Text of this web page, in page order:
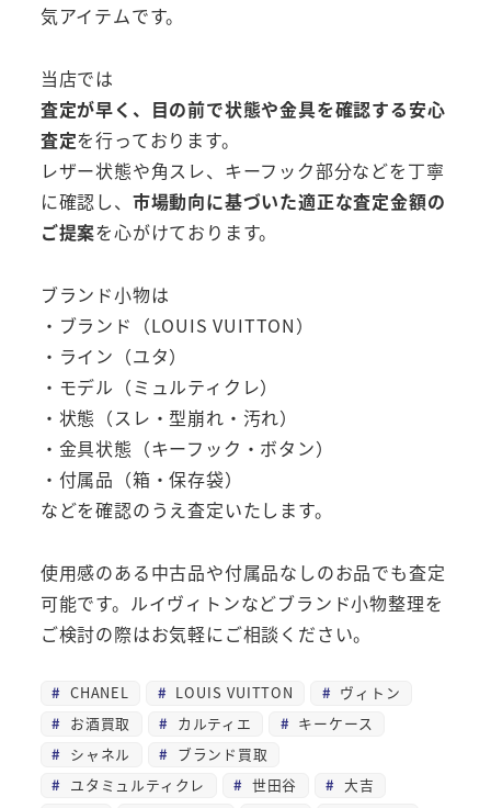
気アイテムです。
当店では
査定が早く、目の前で状態や金具を確認する安心
査定を行っております。
レザー状態や角スレ、キーフック部分などを丁寧
に確認し、 市場動向に基づいた適正な査定金額の
ご提案を心がけております。
ブランド小物は
・ブランド（LOUIS VUITTON）
・ライン（ユタ）
・モデル（ミュルティクレ）
・状態（スレ・型崩れ・汚れ）
・金具状態（キーフック・ボタン）
・付属品（箱・保存袋）
などを確認のうえ査定いたします。
使用感のある中古品や付属品なしのお品でも査定
可能です。ルイヴィトンなどブランド小物整理を
ご検討の際はお気軽にご相談ください。
CHANEL LOUIS VUITTON
ヴィトン
お酒買取
カルティエ
キーケース
シャネル
ブランド買取
ユタミュルティクレ
世田谷
大吉